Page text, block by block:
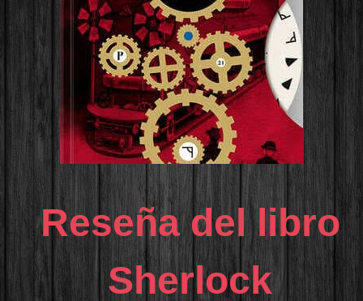
Reseña del libro
Sherlock